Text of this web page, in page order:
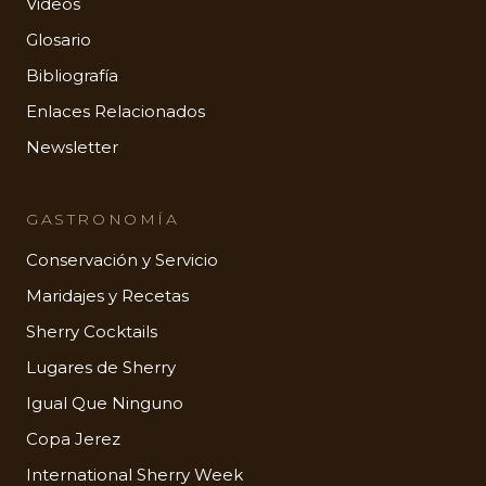
Glosario
Bibliografía
Enlaces Relacionados
Newsletter
GASTRONOMÍA
Conservación y Servicio
Maridajes y Recetas
Sherry Cocktails
Lugares de Sherry
Igual Que Ninguno
Copa Jerez
International Sherry Week